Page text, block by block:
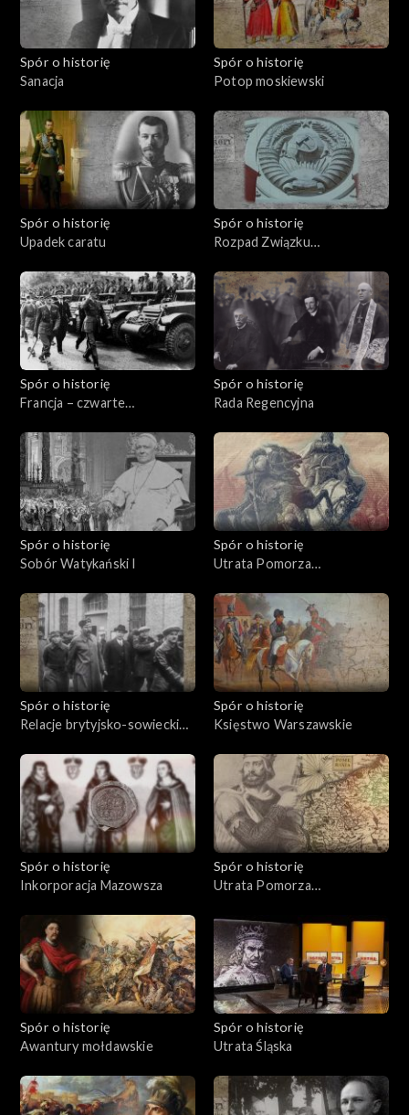
Spór o historię
Sanacja
Spór o historię
Potop moskiewski
Spór o historię
Upadek caratu
Spór o historię
Rozpad Związku
Spór o historię
Francja – czwarte
Spór o historię
Rada Regencyjna
Spór o historię
Sobór Watykański I
Spór o historię
Utrata Pomorza
Spór o historię
Relacje brytyjsko-sowieckie
Spór o historię
Księstwo Warszawskie
Spór o historię
Inkorporacja Mazowsza
Spór o historię
Utrata Pomorza
Spór o historię
Awantury mołdawskie
Spór o historię
Utrata Śląska